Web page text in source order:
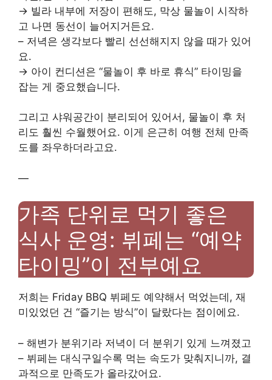
→ 빌라 내부에 저장이 편해도, 막상 물놀이 시작하
고 나면 동선이 늘어지거든요.
– 저녁은 생각보다 빨리 선선해지지 않을 때가 있어
요.
→ 아이 컨디션은 “물놀이 후 바로 휴식” 타이밍을
잡는 게 중요했습니다.
그리고 샤워공간이 분리되어 있어서, 물놀이 후 처
리도 훨씬 수월했어요. 이게 은근히 여행 전체 만족
도를 좌우하더라고요.
—
가족 단위로 먹기 좋은
식사 운영: 뷔페는 “예약
타이밍”이 전부예요
저희는 Friday BBQ 뷔페도 예약해서 먹었는데, 재
미있었던 건 “즐기는 방식”이 달랐다는 점이에요.
– 해변가 분위기라 저녁이 더 분위기 있게 느껴졌고
– 뷔페는 대식구일수록 먹는 속도가 맞춰지니까, 결
과적으로 만족도가 올라갔어요.